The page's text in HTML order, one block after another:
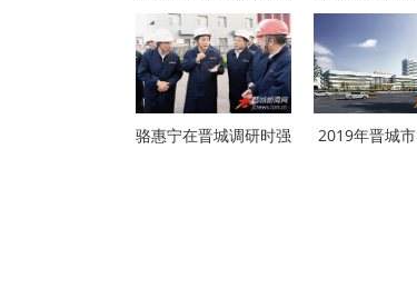
骆惠宁在晋城调研时强
2019年晋城